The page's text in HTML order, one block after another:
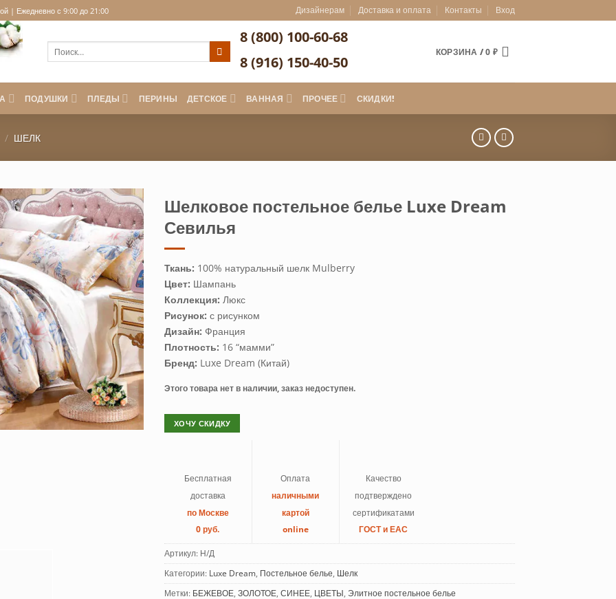
| Ежедневно с 9:00 до 21:00 Дизайнерам Доставка и оплата Контакты Вход
Искать:
8 (800) 100-60-68
8 (916) 150-40-50
КОРЗИНА /0 ₽
ПОДУШКИ ПЛЕДЫ ПЕРИНЫ ДЕТСКОЕ ВАННАЯ ПРОЧЕЕ СКИДКИ!
/ ШЕЛК
Шелковое постельное белье Luxe Dream
Севилья
Ткань: 100% натуральный шелк Mulberry
Цвет: Шампань
Коллекция: Люкс
Рисунок: с рисунком
Дизайн: Франция
Плотность: 16 “мамми”
Бренд: Luxe Dream (Китай)
Этого товара нет в наличии, заказ недоступен.
ХОЧУ СКИДКУ
Бесплатная
доставка
по Москве
0 руб.
Оплата
наличными
картой
online
Качество
подтверждено
сертификатами
ГОСТ и ЕАС
Артикул: Н/Д
Категории: Luxe Dream Постельное белье Шелк
Метки: БЕЖЕВОЕ ЗОЛОТОЕ СИНЕЕ ЦВЕТЫ Элитное постельное белье